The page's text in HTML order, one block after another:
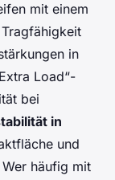
mit einem
in
Load“-
bei
in
und
häufig mit